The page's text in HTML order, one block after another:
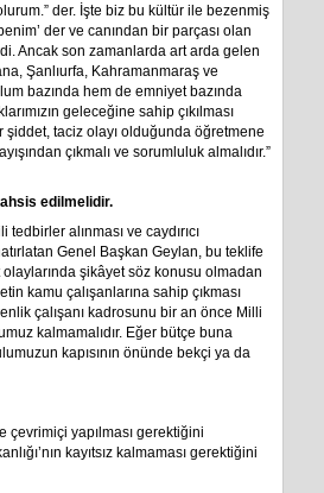
der. İşte biz bu kültür ile bezenmiş
der ve canından bir parçası olan
Ancak son zamanlarda art arda gelen
Şanlıurfa, Kahramanmaraş ve
bazında hem de emniyet bazında
geleceğine sahip çıkılması
şiddet, taciz olayı olduğunda öğretmene
çıkmalı ve sorumluluk almalıdır.”
edilmelidir.
alınması ve caydırıcı
Genel Başkan Geylan, bu teklife
olaylarında şikâyet söz konusu olmadan
kamu çalışanlarına sahip çıkması
çalışanı kadrosunu bir an önce Milli
kalmamalıdır. Eğer bütçe buna
kapısının önünde bekçi ya da
yapılması gerektiğini
kayıtsız kalmaması gerektiğini